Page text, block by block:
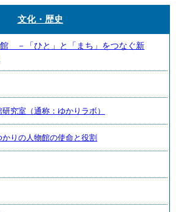
文化・歴史
－「ひと」と「まち」をつなぐ新
究室（通称：ゆかりラボ）
りの人物館の使命と役割